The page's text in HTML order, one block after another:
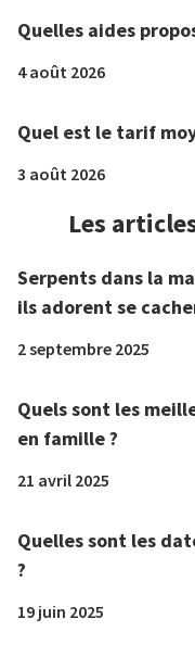
Quelles aides
4 août 2026
Quel est le tarif
3 août 2026
Les
Serpents dans la
ils adorent se
2 septembre 2025
Quels sont les
en famille ?
21 avril 2025
Quelles sont les
?
19 juin 2025